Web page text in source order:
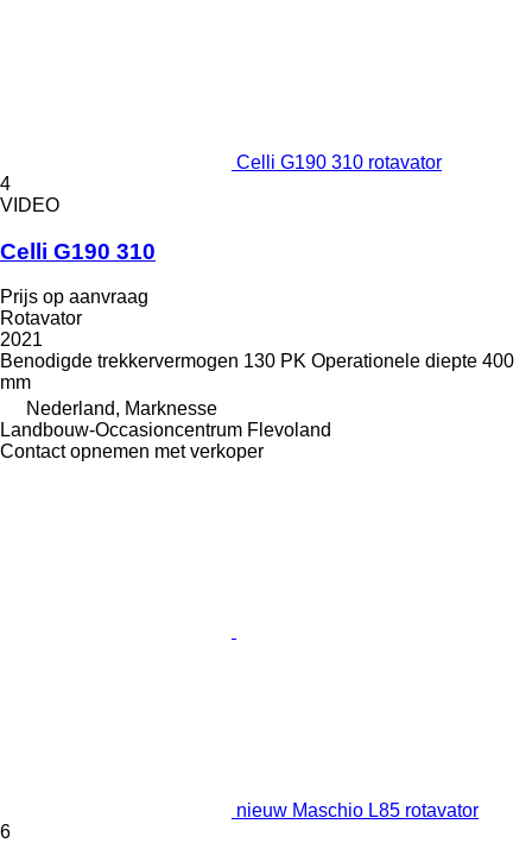
Celli G190 310 rotavator
4
VIDEO
Celli G190 310
Prijs op aanvraag
Rotavator
2021
Benodigde trekkervermogen 130 PK Operationele diepte 400
mm
Nederland, Marknesse
Landbouw-Occasioncentrum Flevoland
Contact opnemen met verkoper
nieuw Maschio L85 rotavator
6